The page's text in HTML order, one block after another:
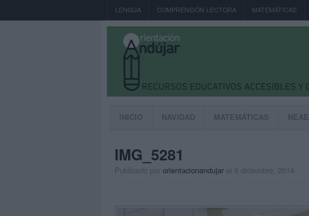
LENGUA COMPRENSIÓN LECTORA MATEMÁTICAS
INICIO NAVIDAD MATEMÁTICAS NEAE
IMG_5281
Publicado por orientacionandujar el 6 diciembre, 2014